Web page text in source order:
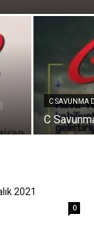
C SAVUNMA
C
2021
0